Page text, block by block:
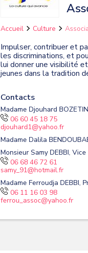
Accueil Culture
Impulser, contribuer et
les discriminations, et
lui donner une visibilité
jeunes dans la tradition
Contacts
Madame Djouhard
06 60 45 18 75
djouhard1@yahoo.fr
Madame Dalila
Monsieur Samy DEBBI,
06 68 46 72 61
samy_91@hotmail.fr
Madame Ferroudja DEBBI,
06 11 16 03 98
ferrou_assoc@yahoo.fr